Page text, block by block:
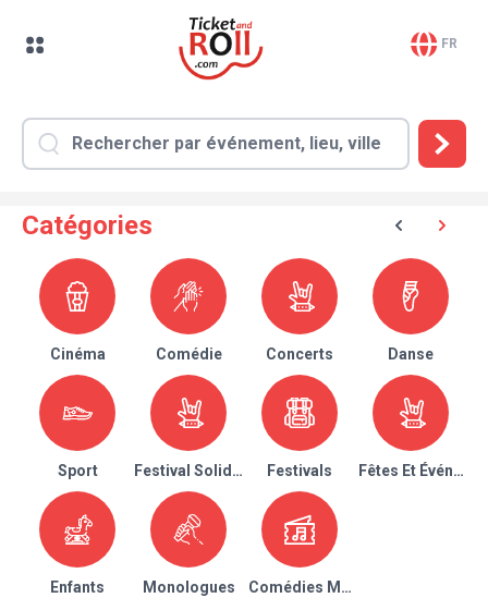
FR
Catégories
Cinéma Comédie Concerts Danse
Sport Festival Solidaire Festivals Fêtes Et
Enfants Monologues Comédies Musicales